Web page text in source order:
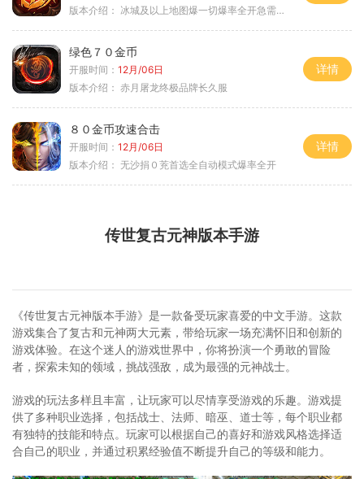
版本介绍： 冰城及以上地图爆一切爆率全开急需材料
绿色７０金币
开服时间： 12月/06日
版本介绍： 赤月屠龙终极品牌长久服
详情
８０金币攻速合击
开服时间： 12月/06日
版本介绍： 无沙捐０茺首选全自动模式爆率全开
详情
传世复古元神版本手游
《传世复古元神版本手游》是一款备受玩家喜爱的中文手游。这款
游戏集合了复古和元神两大元素，带给玩家一场充满怀旧和创新的
游戏体验。在这个迷人的游戏世界中，你将扮演一个勇敢的冒险
者，探索未知的领域，挑战强敌，成为最强的元神战士。
游戏的玩法多样且丰富，让玩家可以尽情享受游戏的乐趣。游戏提
供了多种职业选择，包括战士、法师、暗巫、道士等，每个职业都
有独特的技能和特点。玩家可以根据自己的喜好和游戏风格选择适
合自己的职业，并通过积累经验值不断提升自己的等级和能力。